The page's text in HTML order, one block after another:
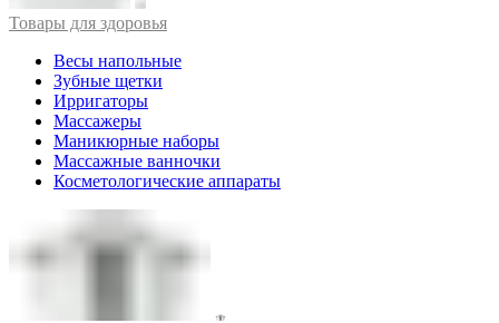
Товары для здоровья
Весы напольные
Зубные щетки
Ирригаторы
Массажеры
Маникюрные наборы
Массажные ванночки
Косметологические аппараты